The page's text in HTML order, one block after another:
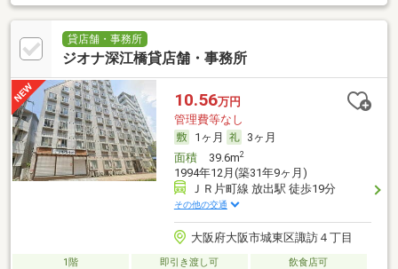
貸店舗・事務所
ジオナ深江橋貸店舗・事務所
10.56万円
管理費等なし
1ヶ月
3ヶ月
面積39.6m2
1994年12月(築31年9ヶ月)
ＪＲ片町線 放出駅 徒歩19分
その他の交通
大阪府大阪市城東区諏訪４丁目
1階 即引き渡し可
飲食店可